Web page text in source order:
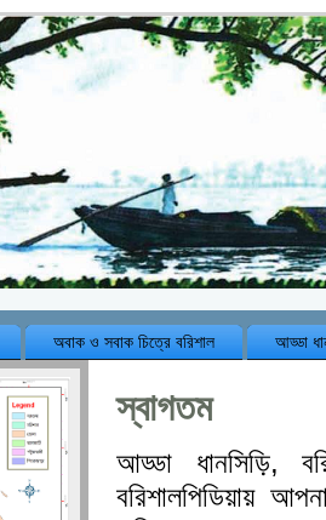
অবাক ও সবাক চিত্রে বরিশাল আড্ডা
স্বাগতম
আড্ডা ধানসিড়ি,
বরিশালপিডিয়ায়